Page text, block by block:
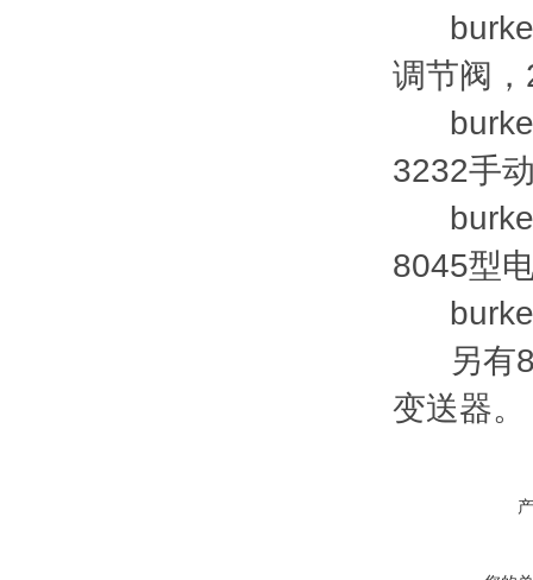
burkert
调节阀
burkert
3232手
burkert
8045型
burkert
另有
变送器。